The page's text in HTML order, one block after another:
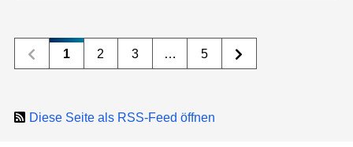
1 2 3 … 5
Diese Seite als RSS-Feed öffnen